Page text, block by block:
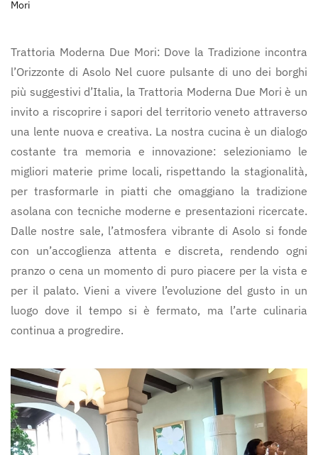
Mori
Trattoria Moderna Due Mori: Dove la Tradizione incontra
l’Orizzonte di Asolo Nel cuore pulsante di uno dei borghi
più suggestivi d’Italia, la Trattoria Moderna Due Mori è un
invito a riscoprire i sapori del territorio veneto attraverso
una lente nuova e creativa. La nostra cucina è un dialogo
costante tra memoria e innovazione: selezioniamo le
migliori materie prime locali, rispettando la stagionalità,
per trasformarle in piatti che omaggiano la tradizione
asolana con tecniche moderne e presentazioni ricercate.
Dalle nostre sale, l’atmosfera vibrante di Asolo si fonde
con un’accoglienza attenta e discreta, rendendo ogni
pranzo o cena un momento di puro piacere per la vista e
per il palato. Vieni a vivere l’evoluzione del gusto in un
luogo dove il tempo si è fermato, ma l’arte culinaria
continua a progredire.